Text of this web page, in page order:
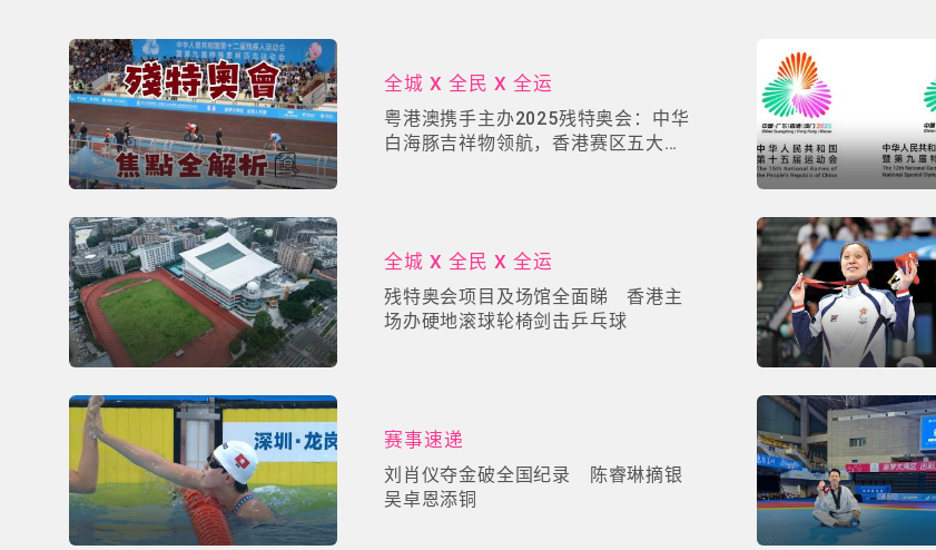
全城 X 全民 X 全运
粤港澳携手主办2025残特奥会：中华
白海豚吉祥物领航，香港赛区五大焦
全城 X 全民 X 全运
残特奥会项目及场馆全面睇 香港主
场办硬地滚球轮椅剑击乒乓球
赛事速递
刘肖仪夺金破全国纪录 陈睿琳摘银
吴卓恩添铜